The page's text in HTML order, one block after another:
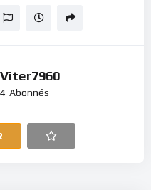
Viter7960
4 Abonnés